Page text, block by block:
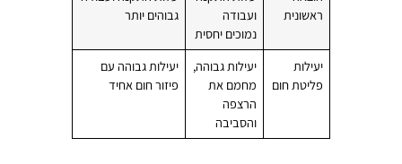
ראשונית
ועבודה
נמוכים יחסית
גבוהים יותר
יעילות
פליטת חום
יעילות גבוהה,
מחמם את
הרצפה
והסביבה
יעילות גבוהה עם
פיזור חום אחיד